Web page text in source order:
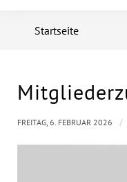
Startseite
FREITAG, 6. FEBRUAR 2026 /